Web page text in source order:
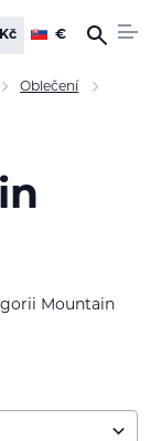
Kč €
Oblečení
Mountain